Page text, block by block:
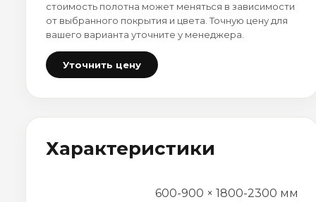
стоимость полотна может меняться в зависимости
от выбранного покрытия и цвета. Точную цену для
вашего варианта уточните у менеджера.
Уточнить цену
Характеристики
600-900 × 1800-2300 мм